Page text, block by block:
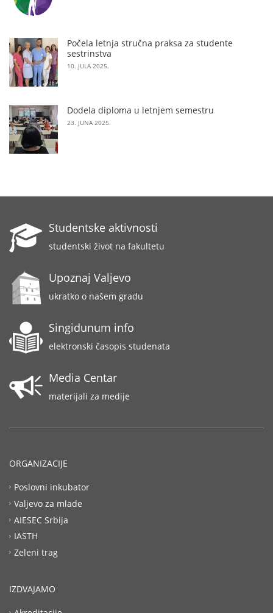
Počela letnja stručna praksa za studente
sestrinstva
10. JULA 2025.
Dodela diploma u letnjem semestru
23. JUNA 2025.
Studentske aktivnosti
studentski život na fakultetu
Upoznaj Valjevo
ukratko o našem gradu
Singidunum info
elektronski časopis studenata
Media Centar
materijali za medije
ORGANIZACIJE
Poslovni inkubator
Valjevo za mlade
AIESEC Srbija
IASTH
Zeleni trag
IZDVAJAMO